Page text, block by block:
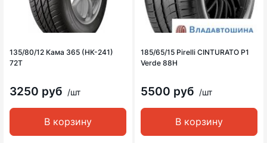
135/80/12 Кама 365 (НК-241)
72T
3250 руб /шт
В корзину
185/65/15 Pirelli CINTURATO P1
Verde 88H
5500 руб /шт
В корзину